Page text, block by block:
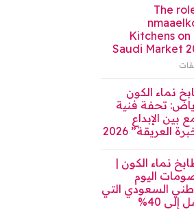
نماء
(نماكو):
أيقونة
الفخامة
تصميم
المطابخ
السعودية
مغلقة
The
Kitchens on
Saudi Market
role
nmaaelkoon
Kitchens
on
Saudi
Market
2025
مغلقة
نماء الكون
تحفة فنية
بين الإبداع
العريقة” 2026
نماء الكون |
اليوم
السعودي التي
40%